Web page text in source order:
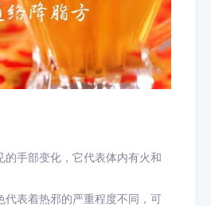
的手部变化，它代表体内有火和
代表着热邪的严重程度不同，可